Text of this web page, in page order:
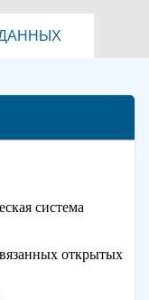
система
открытых